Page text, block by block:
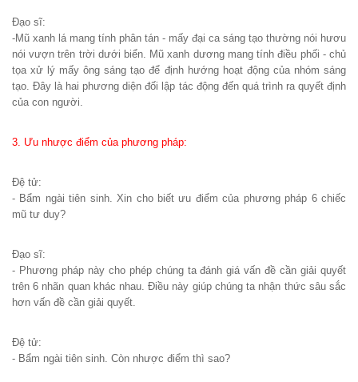
Đạo sĩ:
-Mũ xanh lá mang tính phân tán - mấy đại ca sáng tạo thường nói hươu
nói vượn trên trời dưới biển. Mũ xanh dương mang tính điều phối - chủ
tọa xử lý mấy ông sáng tạo để định hướng hoạt động của nhóm sáng
tạo. Đây là hai phương diện đối lập tác động đến quá trình ra quyết định
của con người.
3. Ưu nhược điểm của phương pháp:
Đệ tử:
- Bẩm ngài tiên sinh. Xin cho biết ưu điểm của phương pháp 6 chiếc
mũ tư duy?
Đạo sĩ:
- Phương pháp này cho phép chúng ta đánh giá vấn đề cần giải quyết
trên 6 nhãn quan khác nhau. Điều này giúp chúng ta nhận thức sâu sắc
hơn vấn đề cần giải quyết.
Đệ tử:
- Bẩm ngài tiên sinh. Còn nhược điểm thì sao?